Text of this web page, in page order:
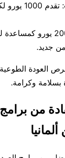
: تقدم
جديد.
العودة
بسلامة وكرامة.
من